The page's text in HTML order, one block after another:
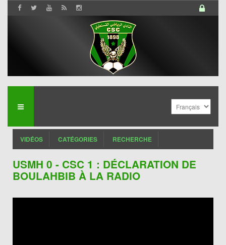
VIDÉOS CATÉGORIES RECHERCHE
USMH 0 - CSC 1 : DÉCLARATION DE
BOULAHBIB À LA RADIO